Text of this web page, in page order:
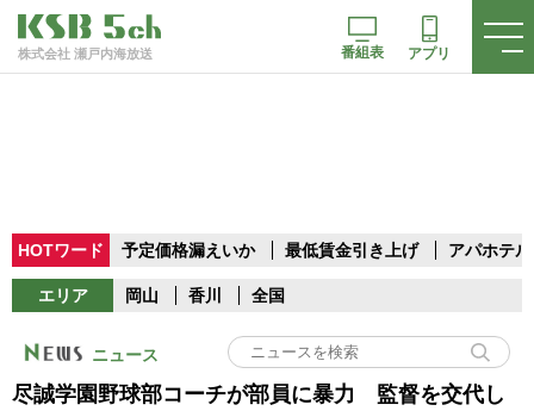
株式会社 瀬戸内海放送 番組表 アプリ
HOTワード 予定価格漏えいか 最低賃金引き上げ アパホテル
エリア 岡山 香川 全国
ニュース
尽誠学園野球部コーチが部員に暴力 監督を交代し